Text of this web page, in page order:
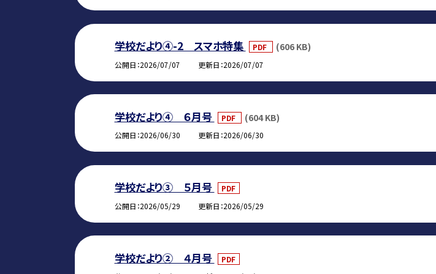
学校だより④-2 スマホ特集 PDF (606 KB)
公開日 2026/07/07 更新日 2026/07/07
学校だより④ ６月号 PDF (604 KB)
公開日 2026/06/30 更新日 2026/06/30
学校だより③ ５月号
PDF
公開日 2026/05/29 更新日 2026/05/29
学校だより② ４月号
PDF